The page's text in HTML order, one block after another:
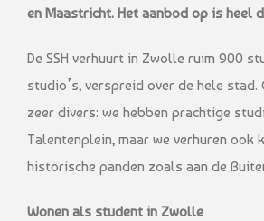
en Maastricht. Het aanbod op is heel
De SSH verhuurt in Zwolle ruim 900
studio’s, verspreid over de hele stad.
zeer divers: we hebben prachtige
Talentenplein, maar we verhuren ook
historische panden zoals aan de
Wonen als student in Zwolle